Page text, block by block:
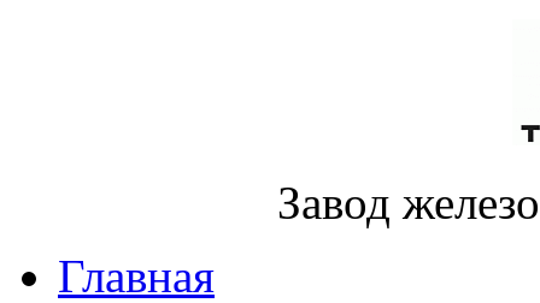
Завод
Главная